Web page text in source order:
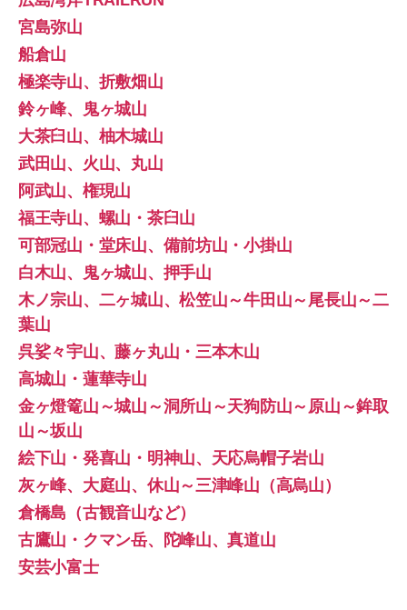
宮島弥山
船倉山
極楽寺山、折敷畑山
鈴ヶ峰、鬼ヶ城山
大茶臼山、柚木城山
武田山、火山、丸山
阿武山、権現山
福王寺山、螺山・茶臼山
可部冠山・堂床山、備前坊山・小掛山
白木山、鬼ヶ城山、押手山
木ノ宗山、二ヶ城山、松笠山～牛田山～尾長山～二
葉山
呉娑々宇山、藤ヶ丸山・三本木山
高城山・蓮華寺山
金ヶ燈篭山～城山～洞所山～天狗防山～原山～鉾取
山～坂山
絵下山・発喜山・明神山、天応烏帽子岩山
灰ヶ峰、大庭山、休山～三津峰山（高烏山）
倉橋島（古観音山など）
古鷹山・クマン岳、陀峰山、真道山
安芸小富士